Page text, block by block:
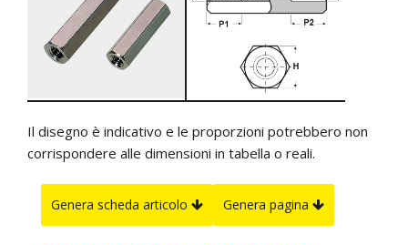
Il disegno è indicativo e le proporzioni potrebbero non
corrispondere alle dimensioni in tabella o reali.
Genera scheda articolo Genera pagina